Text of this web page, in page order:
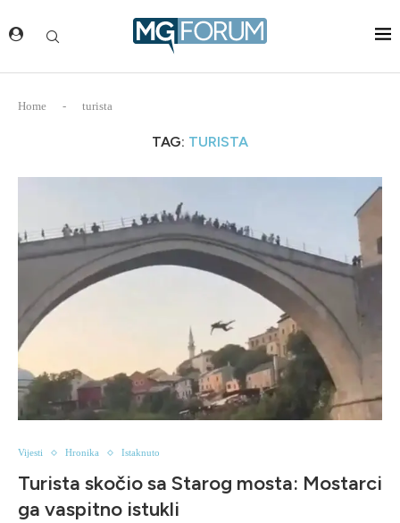
Home - turista
TAG: TURISTA
Vijesti Hronika Istaknuto
Turista skočio sa Starog mosta: Mostarci
ga vaspitno istukli